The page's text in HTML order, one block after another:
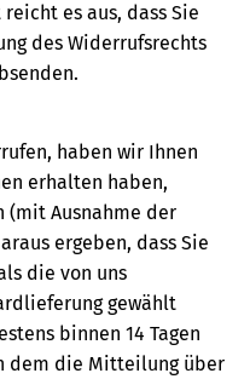
es aus, dass Sie
des Widerrufsrechts
haben wir Ihnen
erhalten haben,
Ausnahme der
ergeben, dass Sie
die von uns
gewählt
binnen 14 Tagen
dem die Mitteilung über